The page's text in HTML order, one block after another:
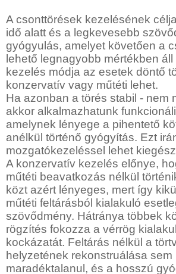
A csonttörések kezelésének
idő alatt és a legkevesebb
gyógyulás, amelyet követően a
lehető legnagyobb mértékben áll
kezelés módja az esetek döntő
konzervatív vagy műtéti lehet.
Ha azonban a törés stabil - nem
akkor alkalmazhatunk
amelynek lényege a pihentető
anélkül történő gyógyítás. Ezt
mozgatókezeléssel lehet
A konzervatív kezelés előnye,
műtéti beavatkozás nélkül
közt azért lényeges, mert így
műtéti feltárásból kialakuló
szövődmény. Hátránya többek
rögzítés fokozza a vérrög
kockázatát. Feltárás nélkül a
helyzetének rekonstruálása sem
maradéktalanul, és a hosszú